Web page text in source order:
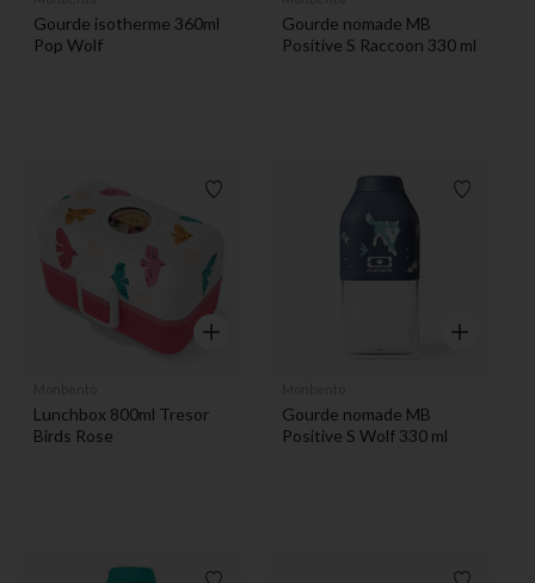
Gourde isotherme 360ml
Pop Wolf
Gourde nomade MB
Positive S Raccoon 330 ml
Liste de souhaits
Aperçu rapide
Lunchbox 800ml Tresor
Birds Rose
Liste de
Aperçu
Gourde nomade MB
Positive S Wolf 330 ml